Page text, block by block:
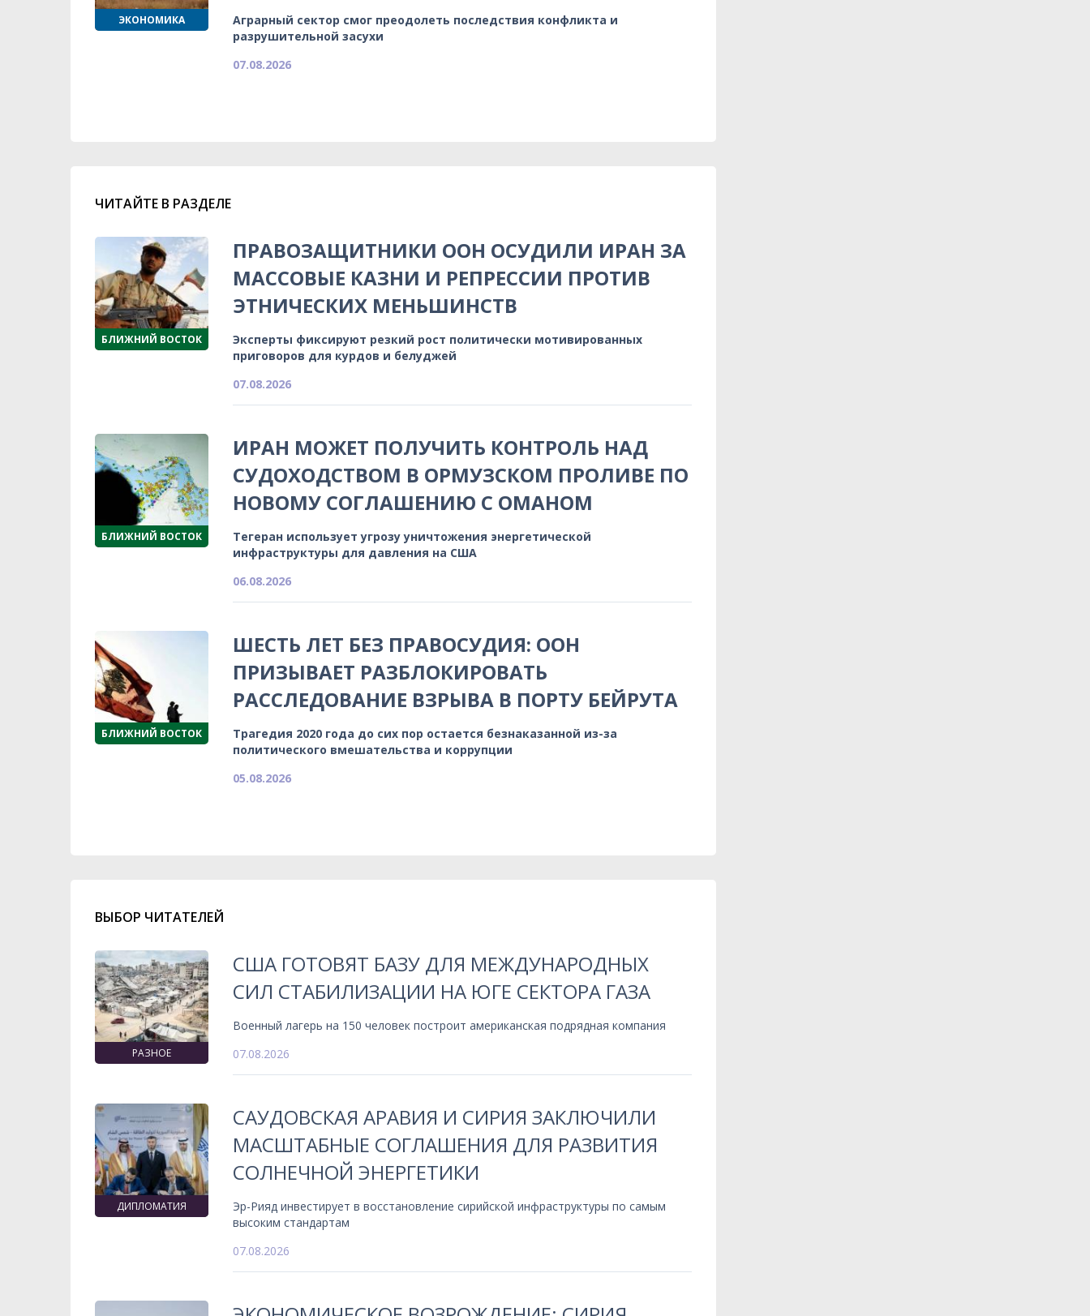
ЭКОНОМИКА
Аграрный сектор смог преодолеть последствия конфликта и
разрушительной засухи
07.08.2026
ЧИТАЙТЕ В РАЗДЕЛЕ
БЛИЖНИЙ ВОСТОК
ПРАВОЗАЩИТНИКИ ООН ОСУДИЛИ ИРАН ЗА
МАССОВЫЕ КАЗНИ И РЕПРЕССИИ ПРОТИВ
ЭТНИЧЕСКИХ МЕНЬШИНСТВ
Эксперты фиксируют резкий рост политически мотивированных
приговоров для курдов и белуджей
07.08.2026
БЛИЖНИЙ ВОСТОК
ИРАН МОЖЕТ ПОЛУЧИТЬ КОНТРОЛЬ НАД
СУДОХОДСТВОМ В ОРМУЗСКОМ ПРОЛИВЕ ПО
НОВОМУ СОГЛАШЕНИЮ С ОМАНОМ
Тегеран использует угрозу уничтожения энергетической
инфраструктуры для давления на США
06.08.2026
БЛИЖНИЙ ВОСТОК
ШЕСТЬ ЛЕТ БЕЗ ПРАВОСУДИЯ: ООН
ПРИЗЫВАЕТ РАЗБЛОКИРОВАТЬ
РАССЛЕДОВАНИЕ ВЗРЫВА В ПОРТУ БЕЙРУТА
Трагедия 2020 года до сих пор остается безнаказанной из-за
политического вмешательства и коррупции
05.08.2026
ВЫБОР ЧИТАТЕЛЕЙ
РАЗНОЕ
США ГОТОВЯТ БАЗУ ДЛЯ МЕЖДУНАРОДНЫХ
СИЛ СТАБИЛИЗАЦИИ НА ЮГЕ СЕКТОРА ГАЗА
Военный лагерь на 150 человек построит американская подрядная компания
07.08.2026
ДИПЛОМАТИЯ
САУДОВСКАЯ АРАВИЯ И СИРИЯ ЗАКЛЮЧИЛИ
МАСШТАБНЫЕ СОГЛАШЕНИЯ ДЛЯ РАЗВИТИЯ
СОЛНЕЧНОЙ ЭНЕРГЕТИКИ
Эр-Рияд инвестирует в восстановление сирийской инфраструктуры по самым
высоким стандартам
07.08.2026